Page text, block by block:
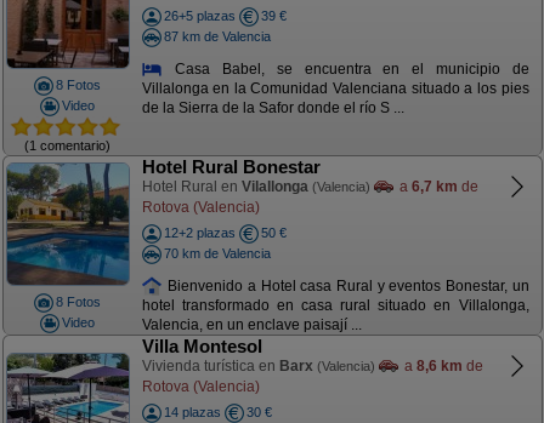
8 Fotos
Video
(1 comentario)
26+5 plazas
39 €
87 km de Valencia
Casa Babel, se encuentra en el municipio de
Villalonga en la Comunidad Valenciana situado a los pies
de la Sierra de la Safor donde el río S ...
8 Fotos
Video
Hotel Rural Bonestar
Hotel Rural en Vilallonga (Valencia) a 6,7 km de
Rotova (Valencia)
12+2 plazas
50 €
70 km de Valencia
Bienvenido a Hotel casa Rural y eventos Bonestar, un
hotel transformado en casa rural situado en Villalonga,
Valencia, en un enclave paisají ...
Villa Montesol
Vivienda turística en Barx (Valencia) a 8,6 km de
Rotova (Valencia)
14 plazas
30 €